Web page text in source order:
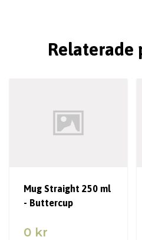
Relaterade
Mug Straight 250 ml
- Buttercup
0 kr